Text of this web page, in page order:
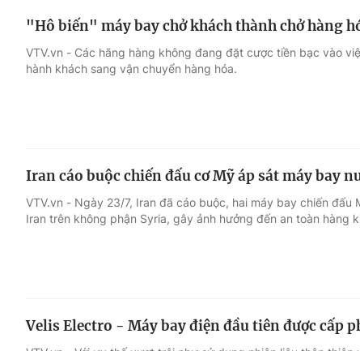
"Hô biến" máy bay chở khách thành chở hàng
VTV.vn - Các hãng hàng không đang đặt cược tiền bạc vào
hành khách sang vận chuyển hàng hóa.
Iran cáo buộc chiến đấu cơ Mỹ áp sát máy bay
VTV.vn - Ngày 23/7, Iran đã cáo buộc, hai máy bay chiến
Iran trên không phận Syria, gây ảnh hưởng đến an toàn hàng
Velis Electro - Máy bay điện đầu tiên được cấp